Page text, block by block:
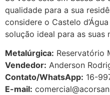
qualidade para a sua
considere o Castelo
solução ideal para as suas
Metalúrgica: Reservatório
Vendedor: Anderson
Contato/WhatsApp: 16-
E-mail: